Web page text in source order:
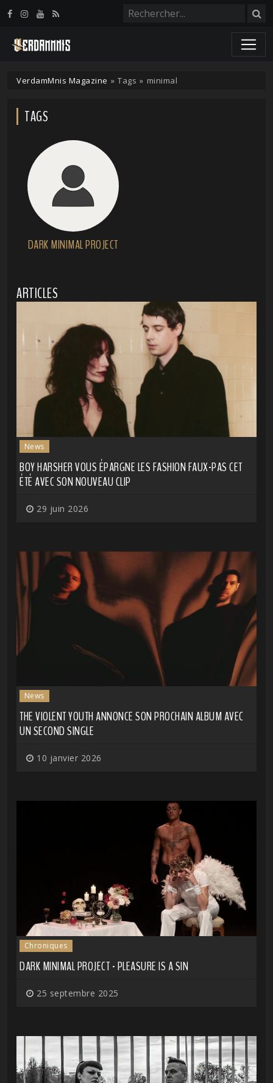
VerdamMnis Magazine » Tags » minimal
TAGS
DARK MINIMAL PROJECT
ARTICLES
News
BOY HARSHER VOUS ÉPARGNE LES FASHION FAUX-PAS CET
ÉTÉ AVEC SON NOUVEAU CLIP
29 juin 2026
News
THE VIOLENT YOUTH ANNONCE SON PROCHAIN ALBUM AVEC
UN SECOND SINGLE
10 janvier 2026
Chroniques
DARK MINIMAL PROJECT - PLEASURE IS A SIN
25 septembre 2025
Panneau de gestion des cookies